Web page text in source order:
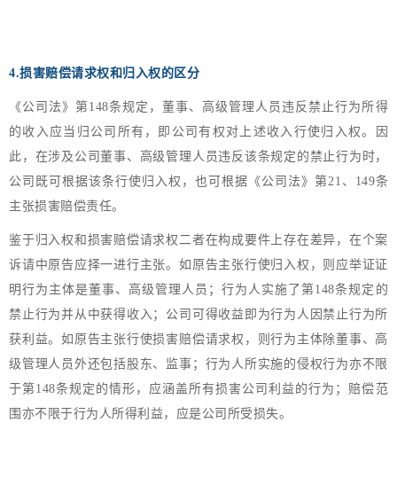
4.损害赔偿请求权和归入权的区分
《公司法》第148条规定，董事、高级管理人员违反禁止行为所得
的收入应当归公司所有，即公司有权对上述收入行使归入权。因
此，在涉及公司董事、高级管理人员违反该条规定的禁止行为时，
公司既可根据该条行使归入权，也可根据《公司法》第21、149条
主张损害赔偿责任。
鉴于归入权和损害赔偿请求权二者在构成要件上存在差异，在个案
诉请中原告应择一进行主张。如原告主张行使归入权，则应举证证
明行为主体是董事、高级管理人员；行为人实施了第148条规定的
禁止行为并从中获得收入；公司可得收益即为行为人因禁止行为所
获利益。如原告主张行使损害赔偿请求权，则行为主体除董事、高
级管理人员外还包括股东、监事；行为人所实施的侵权行为亦不限
于第148条规定的情形，应涵盖所有损害公司利益的行为；赔偿范
围亦不限于行为人所得利益，应是公司所受损失。